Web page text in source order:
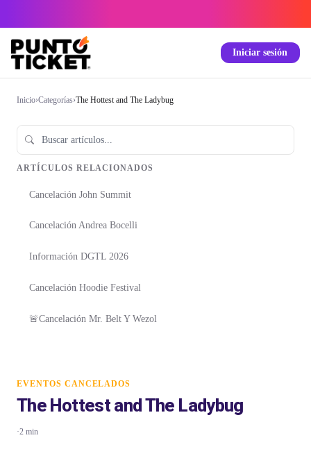
Iniciar sesión
Inicio›Categorías›The Hottest and The Ladybug
ARTÍCULOS RELACIONADOS
Cancelación John Summit
Cancelación Andrea Bocelli
Información DGTL 2026
Cancelación Hoodie Festival
🚨Cancelación Mr. Belt Y Wezol
EVENTOS CANCELADOS
The Hottest and The Ladybug
·2 min